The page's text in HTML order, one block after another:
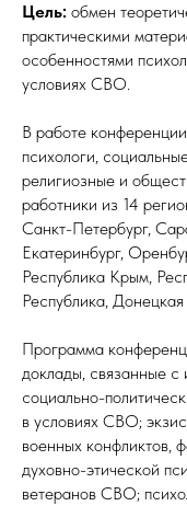
Цель: обмен
практическими
особенностями
условиях СВО.
В работе
психологи,
религиозные и
работники из 14
Санкт-Петербург,
Екатеринбург,
Республика Крым,
Республика,
Программа
доклады, связанные
социально-
в условиях СВО;
военных конфликтов,
духовно-этической
ветеранов СВО;